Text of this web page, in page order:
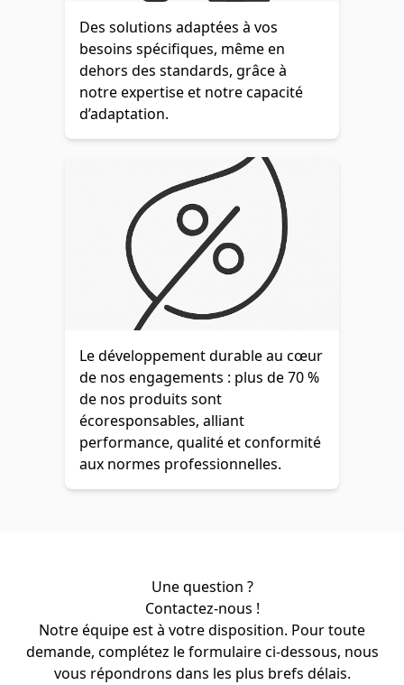
Des solutions adaptées à vos
besoins spécifiques, même en
dehors des standards, grâce à
notre expertise et notre capacité
d’adaptation.
Le développement durable au cœur
de nos engagements : plus de 70 %
de nos produits sont
écoresponsables, alliant
performance, qualité et conformité
aux normes professionnelles.
Une question ?
Contactez-nous !
Notre équipe est à votre disposition. Pour toute
demande, complétez le formulaire ci-dessous, nous
vous répondrons dans les plus brefs délais.